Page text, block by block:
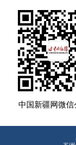
中国新疆网微信